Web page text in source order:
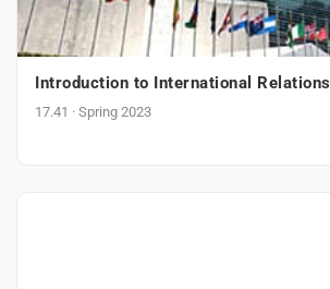
Introduction to International Relations
17.41 · Spring 2023